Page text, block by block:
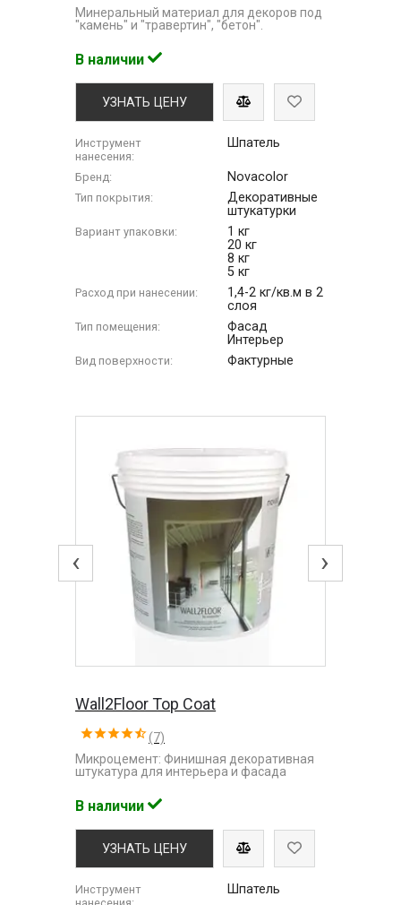
Минеральный материал для декоров под
"камень" и "травертин", "бетон".
В наличии
УЗНАТЬ ЦЕНУ
Инструмент
нанесения:
Шпатель
Бренд: Novacolor
Тип покрытия:
Декоративные
штукатурки
Вариант упаковки:
1 кг
20 кг
8 кг
5 кг
Расход при нанесении:
1,4-2 кг/кв.м в 2
слоя
Тип помещения:
Фасад
Интерьер
Вид поверхности: Фактурные
‹ ›
Wall2Floor Top Coat
(7)
Микроцемент: Финишная декоративная
штукатура для интерьера и фасада
В наличии
УЗНАТЬ ЦЕНУ
Инструмент
Шпатель